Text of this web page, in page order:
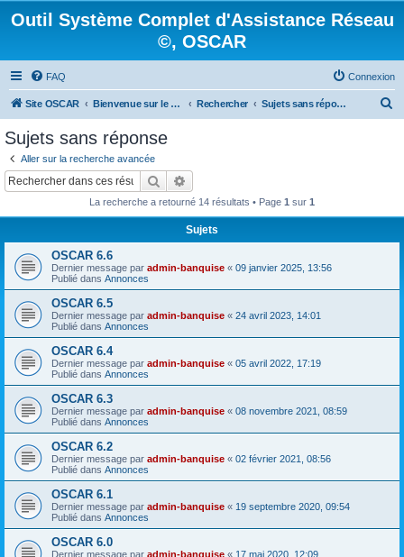
Outil Système Complet d'Assistance Réseau
©, OSCAR
FAQ Connexion
Site OSCAR Bienvenue sur le nouveau forum OSCAR Rechercher Sujets sans réponse
Sujets sans réponse
Aller sur la recherche avancée
Rechercher
La recherche a retourné 14 résultats • Page 1 sur 1
Sujets
OSCAR 6.6
Dernier message par admin-banquise « 09 janvier 2025, 13:56
Publié dans Annonces
OSCAR 6.5
Dernier message par admin-banquise « 24 avril 2023, 14:01
Publié dans Annonces
OSCAR 6.4
Dernier message par admin-banquise « 05 avril 2022, 17:19
Publié dans Annonces
OSCAR 6.3
Dernier message par admin-banquise « 08 novembre 2021, 08:59
Publié dans Annonces
OSCAR 6.2
Dernier message par admin-banquise « 02 février 2021, 08:56
Publié dans Annonces
OSCAR 6.1
Dernier message par admin-banquise « 19 septembre 2020, 09:54
Publié dans Annonces
OSCAR 6.0
Dernier message par admin-banquise « 17 mai 2020, 12:09